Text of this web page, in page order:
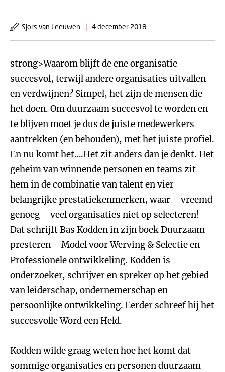
Sjors van Leeuwen | 4 december 2018
strong>Waarom blijft de ene organisatie
succesvol, terwijl andere organisaties uitvallen
en verdwijnen? Simpel, het zijn de mensen die
het doen. Om duurzaam succesvol te worden en
te blijven moet je dus de juiste medewerkers
aantrekken (en behouden), met het juiste profiel.
En nu komt het….Het zit anders dan je denkt. Het
geheim van winnende personen en teams zit
hem in de combinatie van talent en vier
belangrijke prestatiekenmerken, waar – vreemd
genoeg – veel organisaties niet op selecteren!
Dat schrijft Bas Kodden in zijn boek Duurzaam
presteren – Model voor Werving & Selectie en
Professionele ontwikkeling. Kodden is
onderzoeker, schrijver en spreker op het gebied
van leiderschap, ondernemerschap en
persoonlijke ontwikkeling. Eerder schreef hij het
succesvolle Word een Held.
Kodden wilde graag weten hoe het komt dat
sommige organisaties en personen duurzaam